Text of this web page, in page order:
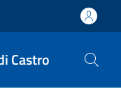
Castro